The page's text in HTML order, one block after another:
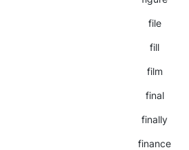
file
fill
film
final
finally
finance